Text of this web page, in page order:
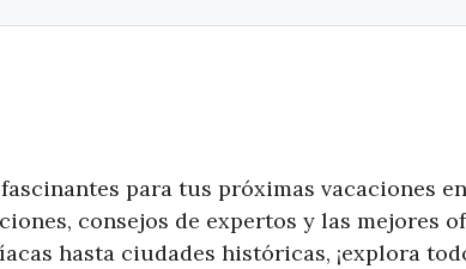
para tus próximas vacaciones
consejos de expertos y las mejores
hasta ciudades históricas, ¡explora